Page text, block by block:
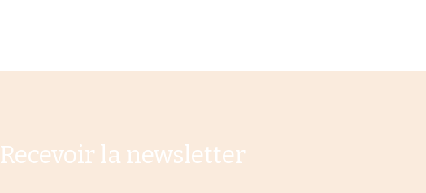
Recevoir la newsletter